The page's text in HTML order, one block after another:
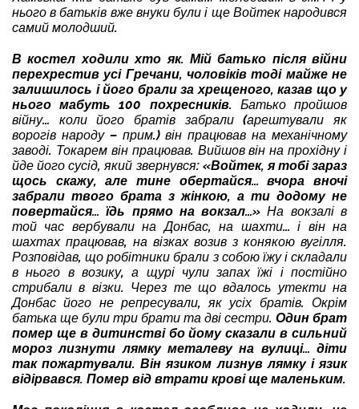
нього в батьків вже внуки були і ще Войтек народився
самий молодший.
В костел ходили хто як. Мій батько після війни
перехрестив усі Гречани, чоловіків тоді майже не
залишилось і його брали за хрещеного, казав що у
нього мабуть 100 похресників. Батько пройшов
війну… коли його братів забрали (арештували як
ворогів народу – прим.) він працював на механічному
заводі. Токарем він працював. Вийшов він на прохідну і
йде його сусід, який звернувся: «Войтек, я тобі зараз
щось скажу, але тине обертайся… вчора вночі
забрали твого брата з жінкою, а ти додому не
повертайся… їдь прямо на вокзал…»На вокзалі в
той час вербували на Донбас, на шахти… і він на
шахтах працював, на візках возив з конякою вугілля.
Розповідав, що робітники брали з собою їжу і складали
в нього в возику, а щурі чули запах їжі і постійно
стрибали в візки. Через те що вдалось утекти на
Донбас його не репресували, як усіх братів. Окрім
батька ще були три брати та дві сестри. Один брат
помер ще в дитинстві бо йому сказали в сильний
мороз лизнути лямку металеву на вулиці… діти
так пожартували. Він язиком лизнув лямку і язик
відірвався. Помер від втрати крові ще маленьким.